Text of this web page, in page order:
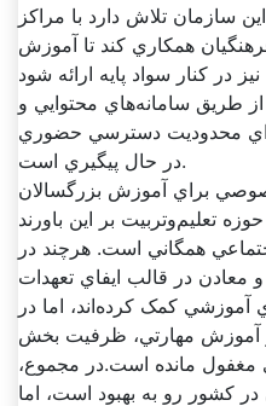
سازمان تلاش دارد با مراکز
همکاري کند تا آموزش
طريق سامانه‌هاي محتوايي و
محدوديت دسترسي حضوري
در حال پيگيري است.
براي آموزش بزرگسالان
تعليم‌وتربيت بر اين باورند
همگاني است. هرچند در
معادن در قالب ايفاي تعهدات
کمک کرده‌اند، اما در
آموزش مهارتي، ظرفيت بخش
مانده است.در مجموع،
کشور رو به بهبود است، اما